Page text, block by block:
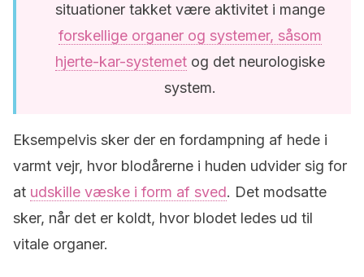
situationer takket være aktivitet i mange
forskellige organer og systemer, såsom
hjerte-kar-systemet og det neurologiske
system.
Eksempelvis sker der en fordampning af hede i
varmt vejr, hvor blodårerne i huden udvider sig for
at udskille væske i form af sved. Det modsatte
sker, når det er koldt, hvor blodet ledes ud til
vitale organer.